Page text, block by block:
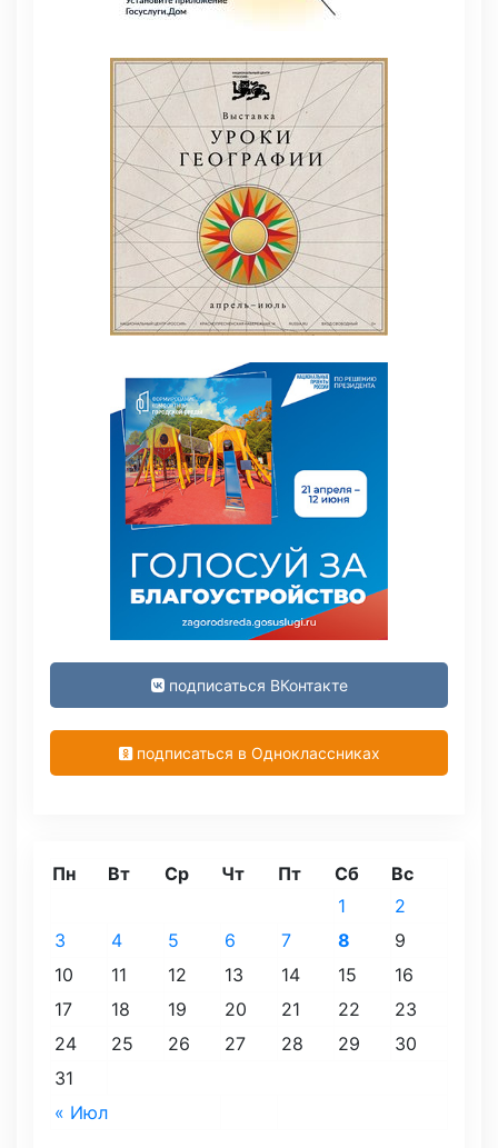
подписаться ВКонтакте
подписаться в Одноклассниках
Пн Вт Ср Чт Пт Сб Вс
« Июл
1
2
3
4 5 6 7 8
9
10
11 12 13 14 15
16
17
18 19 20 21 22
23
24
25 26 27 28 29
30
31